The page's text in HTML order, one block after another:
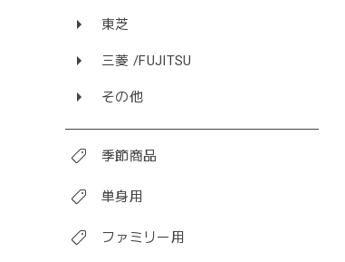
東芝
三菱 /FUJITSU
その他
季節商品
単身用
ファミリー用